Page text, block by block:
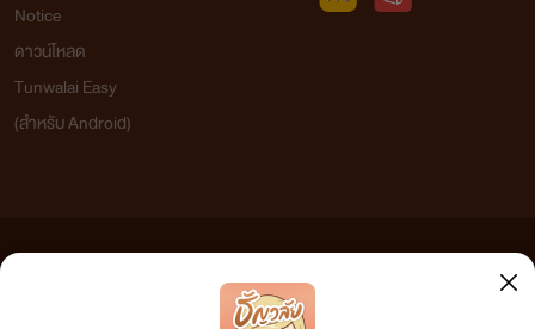
Notice
ดาวน์โหลด
Tunwalai Easy
(สำหรับ Android)
เว็บไซต์แห่งนี้ไม่ได้เห็นด้วยและไม่ขอรับผิดชอบต่อข้อความใดๆ ทั้งสิ้น ดังนั้นผู้อ่านทุกท่านโปรดใช้
วิจารณญาณในการกลั่นกรองด้วยตนเอง และหากท่านพบข้อความใดๆ ที่ขัดต่อกฎหมายและศีลธรรม